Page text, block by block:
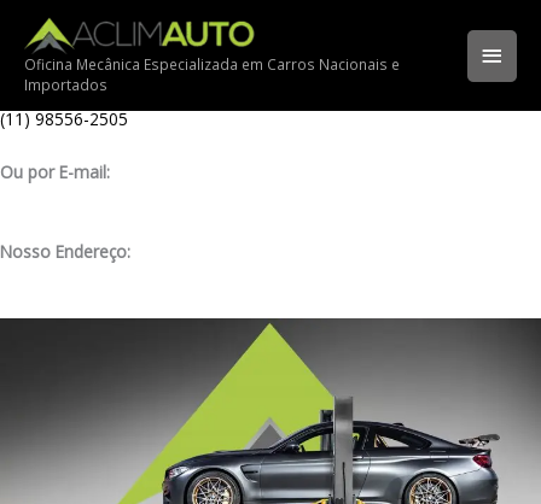
para
conteúdo
Oficina Mecânica Especializada em Carros Nacionais e
Importados
Ligue para nossa oficina:
(11) 3341-3969
Ligue pelo nosso WhatsApp:
(11) 98556-2505
Ou por E-mail:
Nosso Endereço: